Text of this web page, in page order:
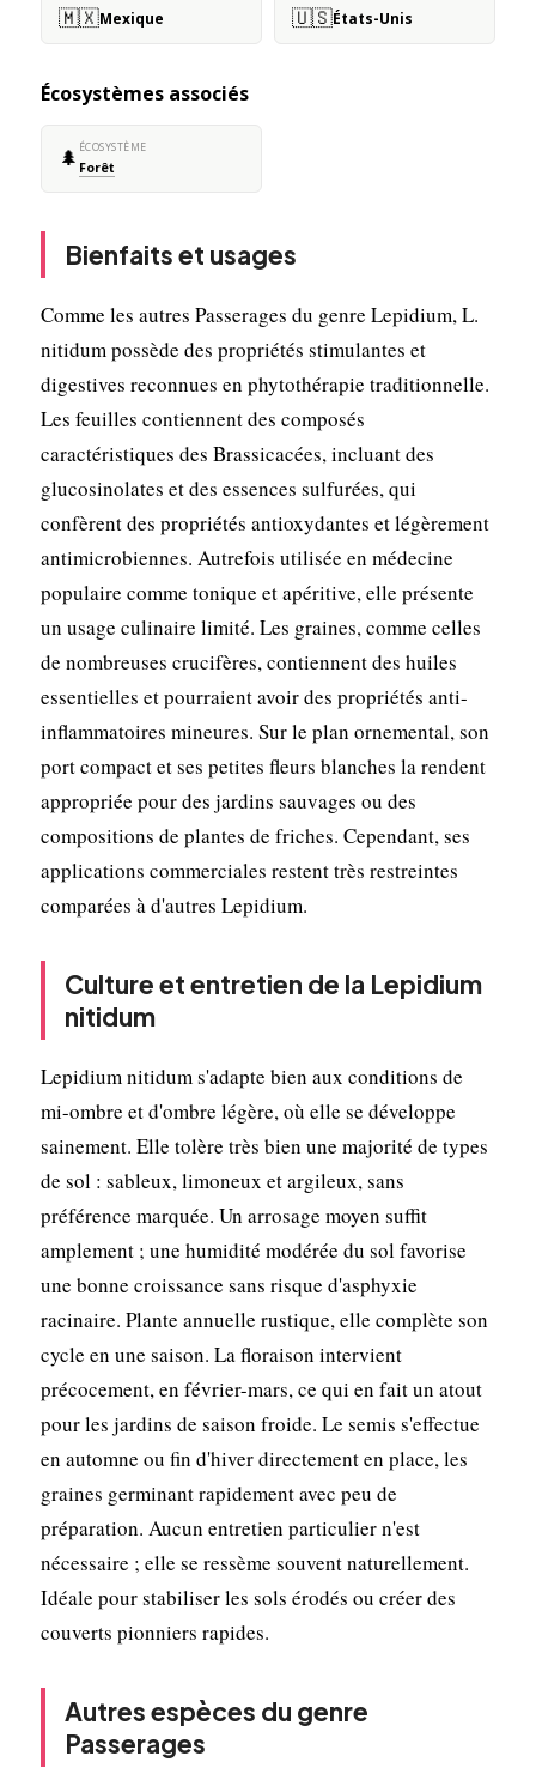
🇲🇽Mexique 🇺🇸États-Unis
Écosystèmes associés
🌲 ÉCOSYSTÈME
Forêt
Bienfaits et usages
Comme les autres Passerages du genre Lepidium, L.
nitidum possède des propriétés stimulantes et
digestives reconnues en phytothérapie traditionnelle.
Les feuilles contiennent des composés
caractéristiques des Brassicacées, incluant des
glucosinolates et des essences sulfurées, qui
confèrent des propriétés antioxydantes et légèrement
antimicrobiennes. Autrefois utilisée en médecine
populaire comme tonique et apéritive, elle présente
un usage culinaire limité. Les graines, comme celles
de nombreuses crucifères, contiennent des huiles
essentielles et pourraient avoir des propriétés anti-
inflammatoires mineures. Sur le plan ornemental, son
port compact et ses petites fleurs blanches la rendent
appropriée pour des jardins sauvages ou des
compositions de plantes de friches. Cependant, ses
applications commerciales restent très restreintes
comparées à d'autres Lepidium.
Culture et entretien de la Lepidium
nitidum
Lepidium nitidum s'adapte bien aux conditions de
mi-ombre et d'ombre légère, où elle se développe
sainement. Elle tolère très bien une majorité de types
de sol : sableux, limoneux et argileux, sans
préférence marquée. Un arrosage moyen suffit
amplement ; une humidité modérée du sol favorise
une bonne croissance sans risque d'asphyxie
racinaire. Plante annuelle rustique, elle complète son
cycle en une saison. La floraison intervient
précocement, en février-mars, ce qui en fait un atout
pour les jardins de saison froide. Le semis s'effectue
en automne ou fin d'hiver directement en place, les
graines germinant rapidement avec peu de
préparation. Aucun entretien particulier n'est
nécessaire ; elle se ressème souvent naturellement.
Idéale pour stabiliser les sols érodés ou créer des
couverts pionniers rapides.
Autres espèces du genre
Passerages